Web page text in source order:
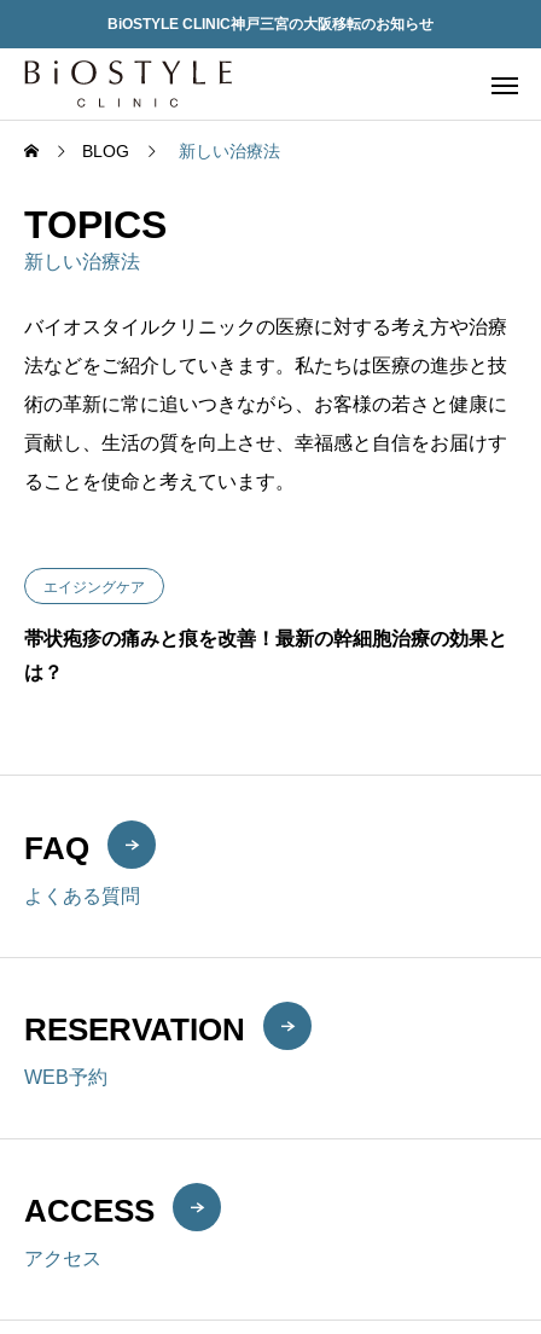
BiOSTYLE CLINIC神戸三宮の大阪移転のお知らせ
BLOG 新しい治療法
TOPICS
新しい治療法
バイオスタイルクリニックの医療に対する考え方や治療
法などをご紹介していきます。私たちは医療の進歩と技
術の革新に常に追いつきながら、お客様の若さと健康に
貢献し、生活の質を向上させ、幸福感と自信をお届けす
ることを使命と考えています。
エイジングケア
帯状疱疹の痛みと痕を改善！最新の幹細胞治療の効果と
は？
FAQ
よくある質問
RESERVATION
WEB予約
ACCESS
アクセス